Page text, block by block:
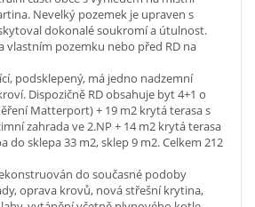
Nevelký pozemek je upraven s
dokonalé soukromí a útulnost.
vlastním pozemku nebo před RD na
podsklepený, má jedno nadzemní
Dispozičně RD obsahuje byt 4+1 o
Matterport) + 19 m2 krytá terasa s
zahrada ve 2.NP + 14 m2 krytá terasa
do sklepa 33 m2, sklep 9 m2. Celkem 212
do současné podoby
oprava krovů, nová střešní krytina,